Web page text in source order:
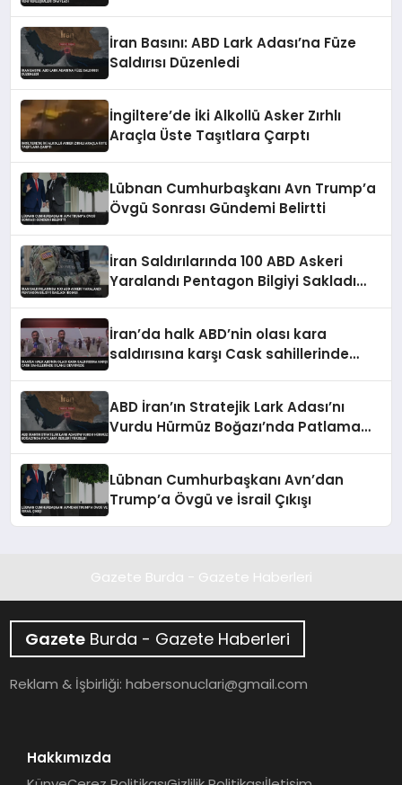
İran Basını: ABD Lark Adası’na Füze
Saldırısı Düzenledi
İngiltere’de İki Alkollü Asker Zırhlı
Araçla Üste Taşıtlara Çarptı
Lübnan Cumhurbaşkanı Avn Trump’a
Övgü Sonrası Gündemi Belirtti
İran Saldırılarında 100 ABD Askeri
Yaralandı Pentagon Bilgiyi Sakladı
İran’da halk ABD’nin olası kara
saldırısına karşı Cask sahillerinde
ABD İran’ın Stratejik Lark Adası’nı
Vurdu Hürmüz Boğazı’nda Patlama
Lübnan Cumhurbaşkanı Avn’dan
Trump’a Övgü ve İsrail Çıkışı
Gazete Burda - Gazete Haberleri
Gazete Burda - Gazete Haberleri
Reklam & İşbirliği:habersonuclari@gmail.com
Hakkımızda